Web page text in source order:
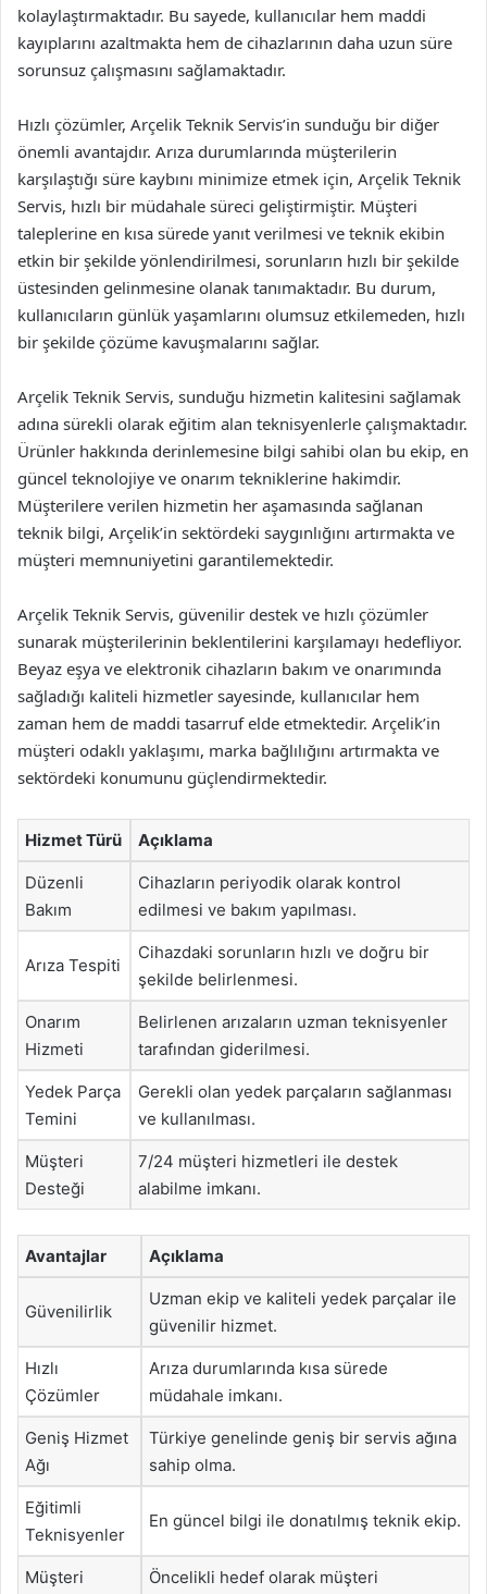
kolaylaştırmaktadır. Bu sayede, kullanıcılar hem maddi
kayıplarını azaltmakta hem de cihazlarının daha uzun süre
sorunsuz çalışmasını sağlamaktadır.
Hızlı çözümler, Arçelik Teknik Servis’in sunduğu bir diğer
önemli avantajdır. Arıza durumlarında müşterilerin
karşılaştığı süre kaybını minimize etmek için, Arçelik Teknik
Servis, hızlı bir müdahale süreci geliştirmiştir. Müşteri
taleplerine en kısa sürede yanıt verilmesi ve teknik ekibin
etkin bir şekilde yönlendirilmesi, sorunların hızlı bir şekilde
üstesinden gelinmesine olanak tanımaktadır. Bu durum,
kullanıcıların günlük yaşamlarını olumsuz etkilemeden, hızlı
bir şekilde çözüme kavuşmalarını sağlar.
Arçelik Teknik Servis, sunduğu hizmetin kalitesini sağlamak
adına sürekli olarak eğitim alan teknisyenlerle çalışmaktadır.
Ürünler hakkında derinlemesine bilgi sahibi olan bu ekip, en
güncel teknolojiye ve onarım tekniklerine hakimdir.
Müşterilere verilen hizmetin her aşamasında sağlanan
teknik bilgi, Arçelik’in sektördeki saygınlığını artırmakta ve
müşteri memnuniyetini garantilemektedir.
Arçelik Teknik Servis, güvenilir destek ve hızlı çözümler
sunarak müşterilerinin beklentilerini karşılamayı hedefliyor.
Beyaz eşya ve elektronik cihazların bakım ve onarımında
sağladığı kaliteli hizmetler sayesinde, kullanıcılar hem
zaman hem de maddi tasarruf elde etmektedir. Arçelik’in
müşteri odaklı yaklaşımı, marka bağlılığını artırmakta ve
sektördeki konumunu güçlendirmektedir.
Hizmet Türü Açıklama
Düzenli
Bakım
Cihazların periyodik olarak kontrol
edilmesi ve bakım yapılması.
Arıza Tespiti
Cihazdaki sorunların hızlı ve doğru bir
şekilde belirlenmesi.
Onarım
Hizmeti
Belirlenen arızaların uzman teknisyenler
tarafından giderilmesi.
Yedek Parça
Temini
Gerekli olan yedek parçaların sağlanması
ve kullanılması.
Müşteri
Desteği
7/24 müşteri hizmetleri ile destek
alabilme imkanı.
Avantajlar Açıklama
Güvenilirlik
Uzman ekip ve kaliteli yedek parçalar ile
güvenilir hizmet.
Hızlı
Çözümler
Arıza durumlarında kısa sürede
müdahale imkanı.
Geniş Hizmet
Ağı
Türkiye genelinde geniş bir servis ağına
sahip olma.
Eğitimli
Teknisyenler
En güncel bilgi ile donatılmış teknik ekip.
Müşteri
Öncelikli hedef olarak müşteri